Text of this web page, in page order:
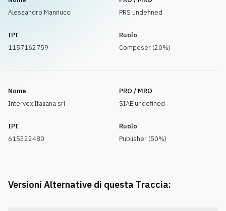
Alessandro Mannucci
PRS undefined
IPI
1157162759
Ruolo
Composer (20%)
Nome
Intervox Italiana srl
PRO / MRO
SIAE undefined
IPI
615322480
Ruolo
Publisher (50%)
Versioni Alternative di questa Traccia: